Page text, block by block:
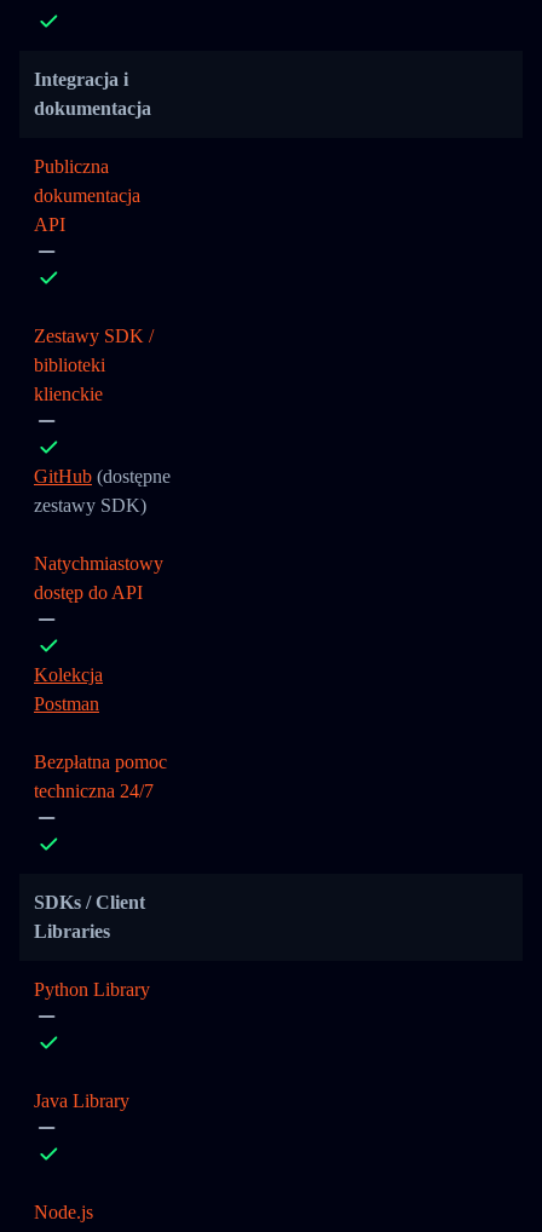
Integracja i
dokumentacja
Publiczna
dokumentacja
API
Zestawy SDK /
biblioteki
klienckie
GitHub (dostępne
zestawy SDK)
Natychmiastowy
dostęp do API
Kolekcja
Postman
Bezpłatna pomoc
techniczna 24/7
SDKs / Client
Libraries
Python Library
Java Library
Node.js